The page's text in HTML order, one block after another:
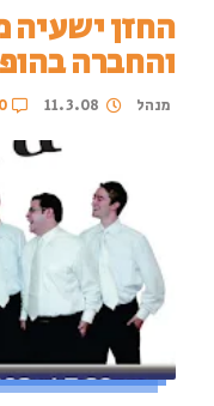
החזן ישעיה
והחברה
מנהל 11.3.08
0